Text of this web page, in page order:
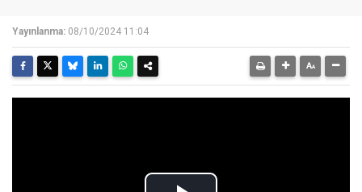
Yayınlanma: 08/10/2024 11:04